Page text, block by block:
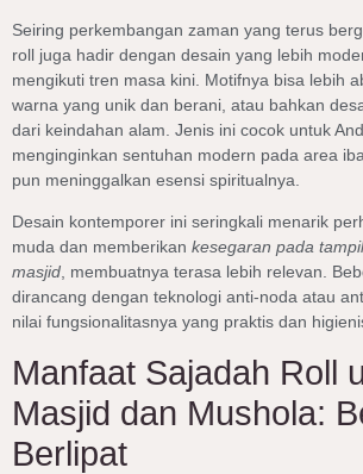
Seiring perkembangan zaman yang terus
roll juga hadir dengan desain yang lebih
mengikuti tren masa kini. Motifnya bisa lebih
warna yang unik dan berani, atau bahkan
dari keindahan alam. Jenis ini cocok untuk
menginginkan sentuhan modern pada area
pun meninggalkan esensi spiritualnya.
Desain kontemporer ini seringkali menarik
muda dan memberikan kesegaran pada
masjid , membuatnya terasa lebih relevan.
dirancang dengan teknologi anti-noda atau
nilai fungsionalitasnya yang praktis dan
Manfaat Sajadah Roll
Masjid dan Mushola:
Berlipat